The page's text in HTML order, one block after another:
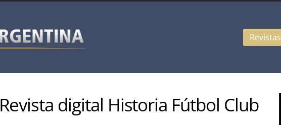
Revistas
Revista digital Historia Fútbol Club